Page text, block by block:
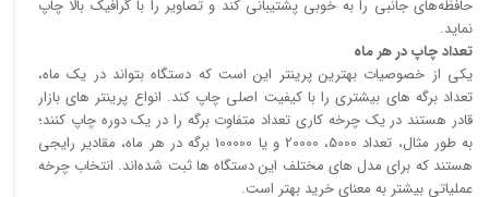
حافظه‌های جانبی را به خوبی پشتیبانی کند و تصاویر را با گرافیک بالا چاپ
نماید.
تعداد چاپ در هر ماه
یکی از خصوصیات بهترین پرینتر این است که دستگاه بتواند در یک ماه،
تعداد برگه های بیشتری را با کیفیت اصلی چاپ کند. انواع پرینتر های بازار
قادر هستند در یک چرخه کاری تعداد متفاوت برگه را در یک دوره چاپ کنند؛
به طور مثال، تعداد 5000، 20000 و یا 100000 برگه در هر ماه، مقادیر رایجی
هستند که برای مدل های مختلف این دستگاه ها ثبت شده‌اند. انتخاب چرخه
عملیاتی بیشتر به معنای خرید بهتر است.